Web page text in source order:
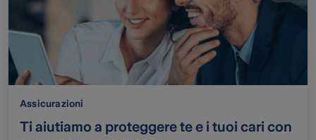
Assicurazioni
Ti aiutiamo a proteggere te e i tuoi cari con